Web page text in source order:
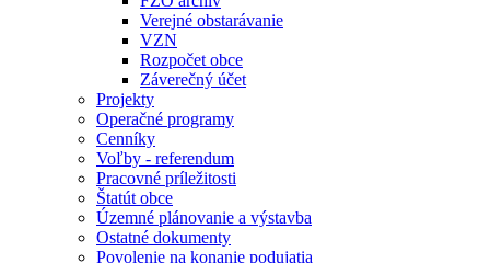
Verejné obstarávanie
VZN
Rozpočet obce
Záverečný účet
Projekty
Operačné programy
Cenníky
Voľby - referendum
Pracovné príležitosti
Štatút obce
Územné plánovanie a výstavba
Ostatné dokumenty
Povolenie na konanie podujatia